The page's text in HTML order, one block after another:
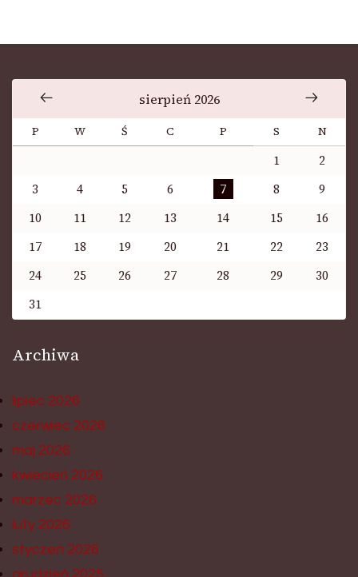
sierpień 2026
P W Ś C P S N
1
2
3
4 5 6 7 8
9
10
11 12 13 14 15
16
17
18 19 20 21 22
23
24
25 26 27 28 29
30
31
Archiwa
lipiec 2026
czerwiec 2026
maj 2026
kwiecień 2026
marzec 2026
luty 2026
styczeń 2026